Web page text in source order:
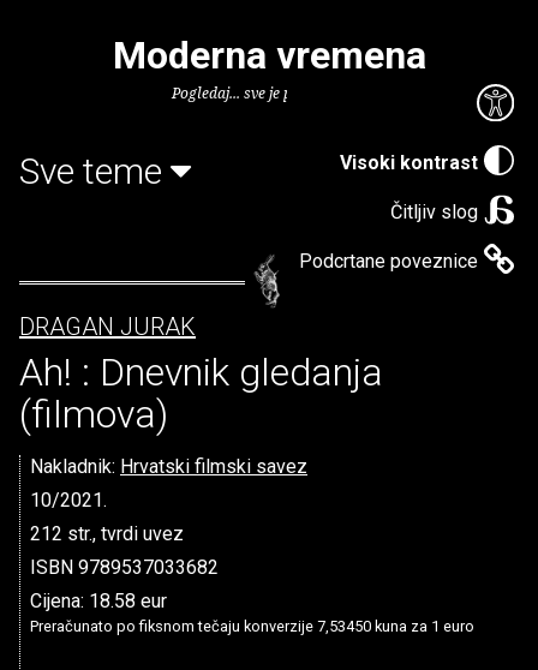
Visoki kontrast
Čitljiv slog
Podcrtane poveznice
Moderna vremena
Pogledaj... sve je puno knjiga.
Sve teme
DRAGAN JURAK
Ah! : Dnevnik gledanja
(filmova)
Nakladnik: Hrvatski filmski savez
10/2021.
212 str., tvrdi uvez
ISBN 9789537033682
Cijena: 18.58 eur
Preračunato po fiksnom tečaju konverzije 7,53450 kuna za 1 euro